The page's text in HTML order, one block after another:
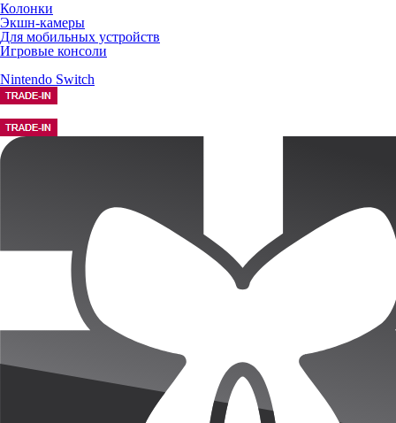
Колонки
Экшн-камеры
Для мобильных устройств
Игровые консоли
Nintendo Switch